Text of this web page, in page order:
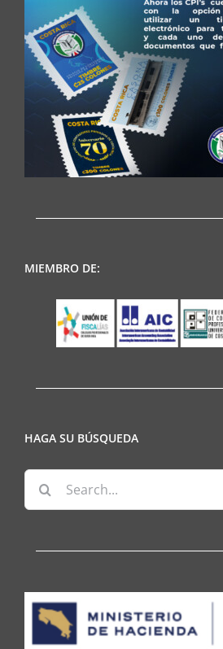
MIEMBRO DE:
HAGA SU BÚSQUEDA
Search
for: